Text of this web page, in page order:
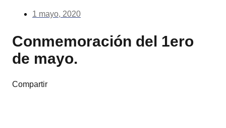
1 mayo, 2020
Conmemoración del 1ero
de mayo.
Compartir